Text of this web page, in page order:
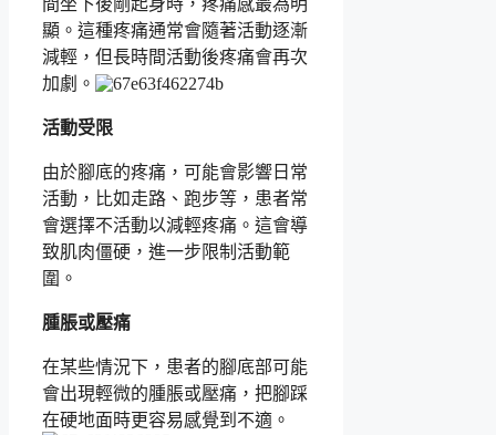
間坐下後剛起身時，疼痛感最為明
顯。這種疼痛通常會隨著活動逐漸
減輕，但長時間活動後疼痛會再次
加劇。
活動受限
由於腳底的疼痛，可能會影響日常
活動，比如走路、跑步等，患者常
會選擇不活動以減輕疼痛。這會導
致肌肉僵硬，進一步限制活動範
圍。
腫脹或壓痛
在某些情況下，患者的腳底部可能
會出現輕微的腫脹或壓痛，把腳踩
在硬地面時更容易感覺到不適。